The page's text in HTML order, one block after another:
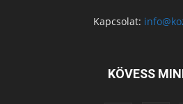
Kapcsolat:
KÖVESS